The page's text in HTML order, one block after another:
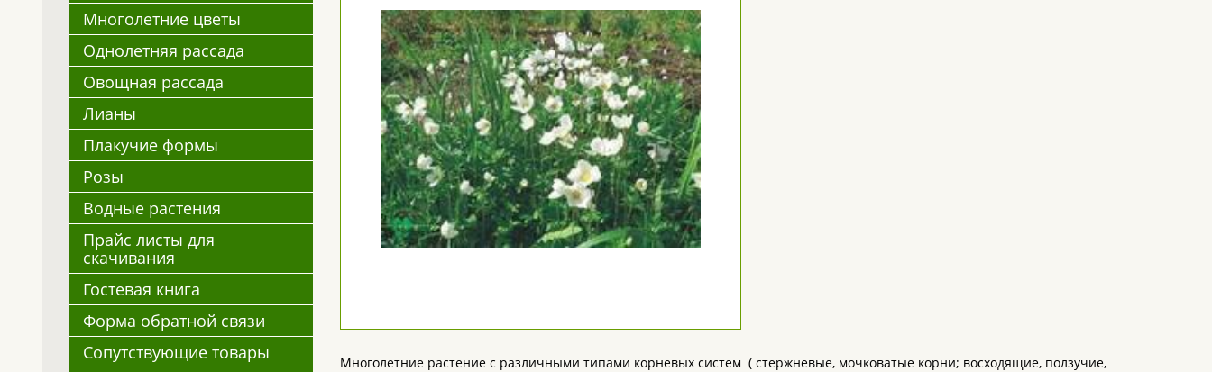
Многолетние цветы
Однолетняя рассада
Овощная рассада
Лианы
Плакучие формы
Розы
Водные растения
Прайс листы для
скачивания
Гостевая книга
Форма обратной связи
Сопутствующие товары
Многолетние растение с различными типами корневых систем ( стержневые, мочковатые корни; восходящие, ползучие,